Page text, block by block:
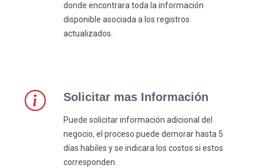
donde encontrara toda la información
disponible asociada a los registros
actualizados.
Solicitar mas Información
Puede solicitar información adicional del
negocio, el proceso puede demorar hasta 5
días habiles y se indicara los costos si estos
corresponden.